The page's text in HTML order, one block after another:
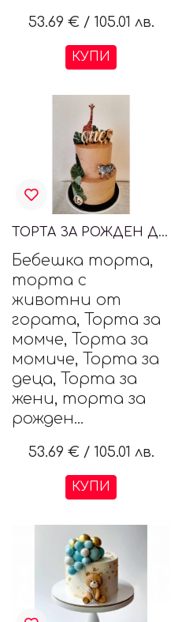
53.69 € / 105.01 лв.
КУПИ
ТОРТА ЗА РОЖДЕН ДЕН ПО ПОРЪЧКА
Бебешка торта,
торта с
животни от
гората, Торта за
момче, Торта за
момиче, Торта за
деца, Торта за
жени, торта за
рожден...
53.69 € / 105.01 лв.
КУПИ